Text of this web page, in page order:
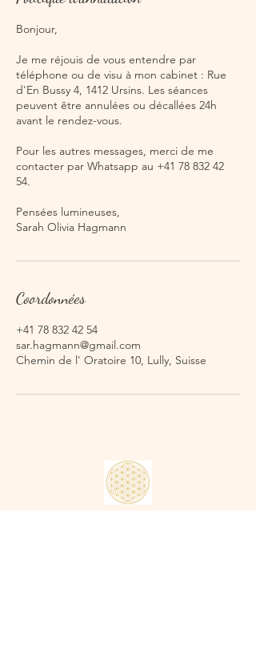
Bonjour,
Je me réjouis de vous entendre par
téléphone ou de visu à mon cabinet : Rue
d'En Bussy 4, 1412 Ursins. Les séances
peuvent être annulées ou décallées 24h
avant le rendez-vous.
Pour les autres messages, merci de me
contacter par Whatsapp au +41 78 832 42
54.
Pensées lumineuses,
Sarah Olivia Hagmann
Coordonnées
+41 78 832 42 54
sar.hagmann@gmail.com
Chemin de l' Oratoire 10, Lully, Suisse